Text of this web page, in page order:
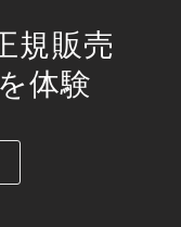
規販売
体験